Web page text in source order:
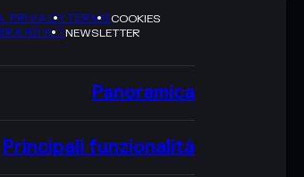
PRIVACYTERMSCOOKIES
KITNEWSLETTER
Panoramica
Principali funzionalità